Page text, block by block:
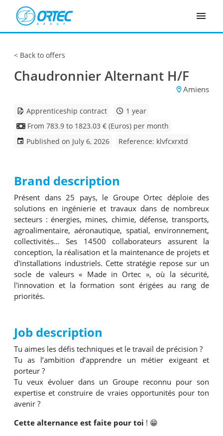
Back to offers
Chaudronnier Alternant H/F
Amiens
Apprenticeship contract
1 year
From 783.9 to 1823.03 € (Euros) per month
Published on July 6, 2026
Reference: klvfcxrxtd
Brand description
Présent dans 25 pays, le Groupe Ortec déploie des
solutions en ingénierie et travaux dans de nombreux
secteurs : énergies, mines, chimie, défense, transports,
agroalimentaire, aéronautique, spatial, environnement,
collectivités… Ses 14500 collaborateurs assurent la
conception, la réalisation et la maintenance de projets et
d'installations industriels. Cette stratégie repose sur un
socle de valeurs « Made in Ortec », où la sécurité,
l'innovation et la formation sont érigées au rang de
priorités.
Job description
Tu aimes les défis techniques et le travail de précision ?
Tu as l’ambition d’apprendre un métier exigeant et
porteur ?
Tu veux évoluer dans un Groupe reconnu pour son
expertise et construire de vraies opportunités pour ton
avenir ?
Cette alternance est faite pour toi ! 😁
Cookies management panel